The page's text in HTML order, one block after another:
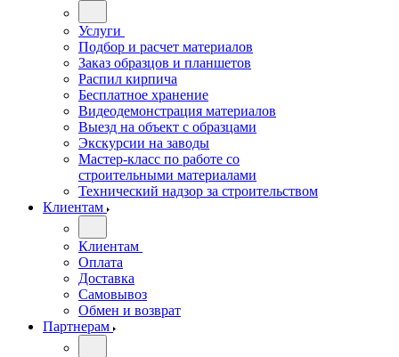
Услуги
Подбор и расчет материалов
Заказ образцов и планшетов
Распил кирпича
Бесплатное хранение
Видеодемонстрация материалов
Выезд на объект с образцами
Экскурсии на заводы
Мастер-класс по работе со
строительными материалами
Технический надзор за строительством
Клиентам
Клиентам
Оплата
Доставка
Самовывоз
Обмен и возврат
Партнерам